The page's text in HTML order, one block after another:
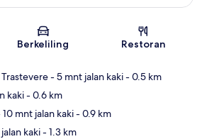
Peta
Berkeliling Restoran
- 5 mnt jalan kaki- 0.5 km
kaki- 0.6 km
10 mnt jalan kaki- 0.9 km
kaki- 1.3 km